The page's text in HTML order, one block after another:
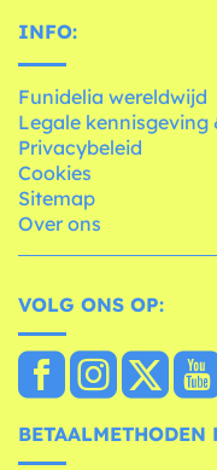
INFO:
Funidelia wereldwijd
Legale
Privacybeleid
Cookies
Sitemap
Over ons
VOLG ONS OP: